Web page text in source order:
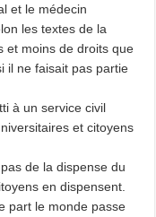
et le médecin
les textes de la
et moins de droits que
il ne faisait pas partie
à un service civil
et citoyens
de la dispense du
en dispensent.
part le monde passe